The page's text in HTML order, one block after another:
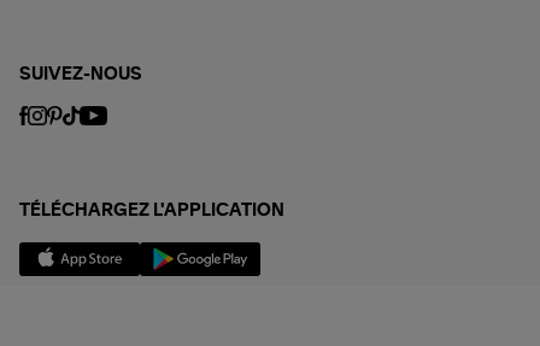
SUIVEZ-NOUS
TÉLÉCHARGEZ L'APPLICATION